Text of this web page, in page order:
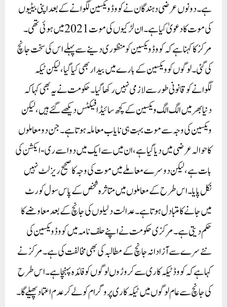
ہے۔ دونوں عرضی دہندگان نے کووڈ ویکسین لگوانے کے بعد اپنی بیٹیوں
کی موت کا دعویٰ کیا ہے۔ ان لڑکیوں کی موت 2021 میں ہوئی تھی۔
مرکز کا کہنا ہے کہ کووڈ ویکسین کو منظوری دینے سے پہلے اس کی سخت جانچ
کی گئی۔ لوگوں کو ویکسین کے بارے میں بیدار بھی کیا گیا، لیکن ٹیکہ
لگوانے کو قانونی طور سے لازمی نہیں رکھا گیا۔ حکومت نے یہ بھی کہا کہ
دنیا بھر میں الگ الگ ویکسین کے کچھ سائیڈ افیکٹس دیکھے گئے ہیں، لیکن
ویکسین کی وجہ سے موت بہت ہی نایاب معاملہ ہوتا ہے۔ جن دو معاملوں
کا حوالہ عرضی میں دیا گیا ہے، ان میں سے ایک میں دوا سے ری-ایکشن کی
بات ہے، لیکن دوسرے معاملے میں موت کی وجہ کا صحیح ریزلٹ نہیں
نکل پایا۔ اس طرح کے معاملوں میں متاثرہ شخص کے پاس سول کورٹ
میں جانے کا متبادل ہوتا ہے۔ عدالت دلیلوں کی جانچ کے بعد معاوضے کا
حکم دیتی ہے۔مرکزی حکومت نے اپنے حلف نامہ میں کووڈ ویکسین کی
نئے سرے سے آزادانہ جانچ کے مطالبہ کی بھی مخالفت کی ہے۔ مرکز نے
کہا ہے کہ کووڈ ٹیکہ کاری سے کروڑوں لوگوں کو فائدہ پہنچا ہے۔ اس طرح
کی جانچ سے عام لوگوں میں ٹیکہ کاری پروگرام کو لے کر عدم اعتماد پھیلے گا۔